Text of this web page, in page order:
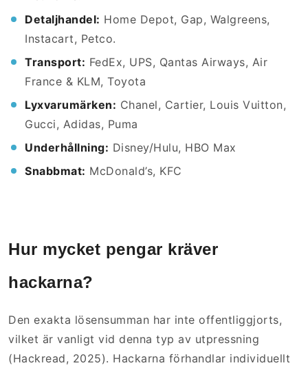
Detaljhandel: Home Depot, Gap, Walgreens,
Instacart, Petco.
Transport: FedEx, UPS, Qantas Airways, Air
France & KLM, Toyota
Lyxvarumärken: Chanel, Cartier, Louis Vuitton,
Gucci, Adidas, Puma
Underhållning: Disney/Hulu, HBO Max
Snabbmat: McDonald’s, KFC
Hur mycket pengar kräver
hackarna?
Den exakta lösensumman har inte offentliggjorts,
vilket är vanligt vid denna typ av utpressning
(Hackread, 2025). Hackarna förhandlar individuellt